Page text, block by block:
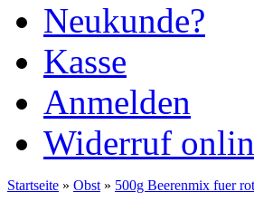
Neukunde?
Kasse
Anmelden
Widerruf
Startseite » Obst » 500g Beerenmix fuer